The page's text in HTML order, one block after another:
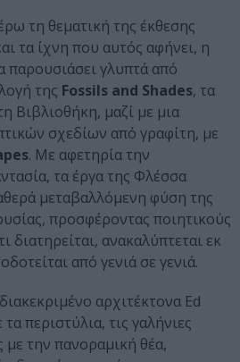
τη θεματική της έκθεσης
τα ίχνη που αυτός αφήνει, η
παρουσιάσει γλυπτά από
της Fossils and Shades, τα
Βιβλιοθήκη, μαζί με μια
σχεδίων από γραφίτη, με
. Με αφετηρία την
τα έργα της Φλέσσα
μεταβαλλόμενη φύση της
προσφέροντας ποιητικούς
διατηρείται, ανακαλύπτεται εκ
από γενιά σε γενιά.
αρχιτέκτονα Ed
περιστύλια, τις γαλήνιες
με την πανοραμική θέα,